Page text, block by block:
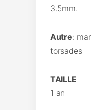
3.5mm.
Autre:
torsades
TAILLE
1 an